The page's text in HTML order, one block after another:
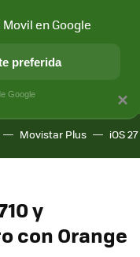
APLICACIONES
Movistar Plus iOS 27
y
con Orange
×
en Google
preferida
Google